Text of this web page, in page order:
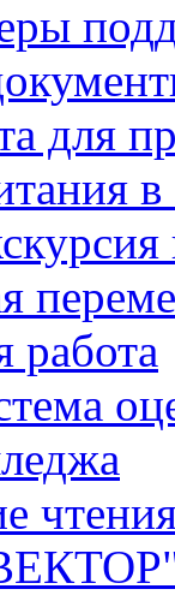
для
в
работа